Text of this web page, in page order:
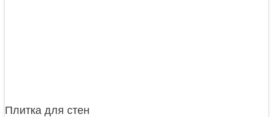
Плитка для стен